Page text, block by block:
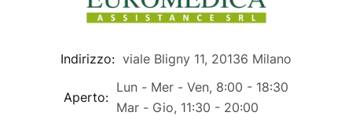
Indirizzo: viale Bligny 11, 20136 Milano
Aperto:
Lun - Mer - Ven, 8:00 - 18:30
Mar - Gio, 11:30 - 20:00